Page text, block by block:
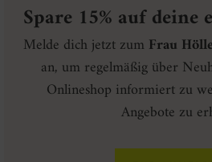
Spare 15% auf deine
Melde dich jetzt zum Frau
an, um regelmäßig über
Onlineshop informiert zu
Angebote zu